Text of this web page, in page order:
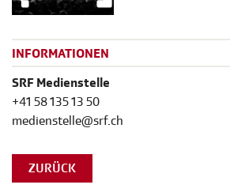
INFORMATIONEN
SRF Medienstelle
+41 58 135 13 50
medienstelle@srf.ch
ZURÜCK